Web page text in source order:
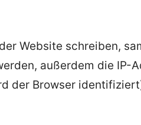
Website schreiben,
außerdem die IP-
der Browser